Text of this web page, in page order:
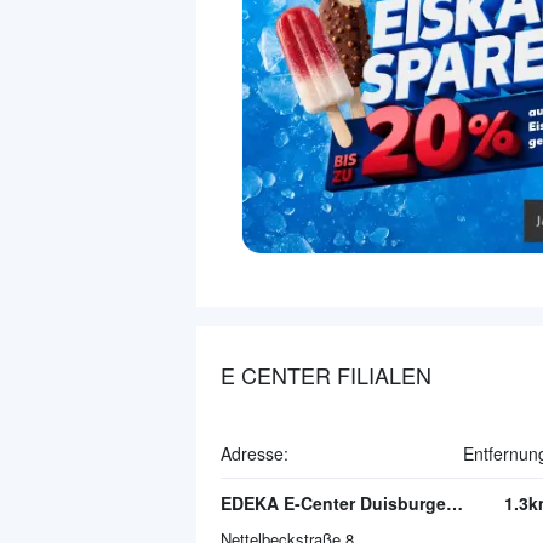
E CENTER FILIALEN
Adresse:
EDEKA E-Center Duisburger Straße